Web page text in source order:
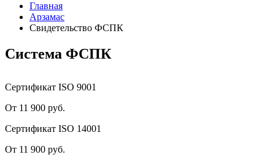
Главная
Арзамас
Свидетельство ФСПК
Система ФСПК
Сертификат ISO 9001
От 11 900 руб.
Сертификат ISO 14001
От 11 900 руб.